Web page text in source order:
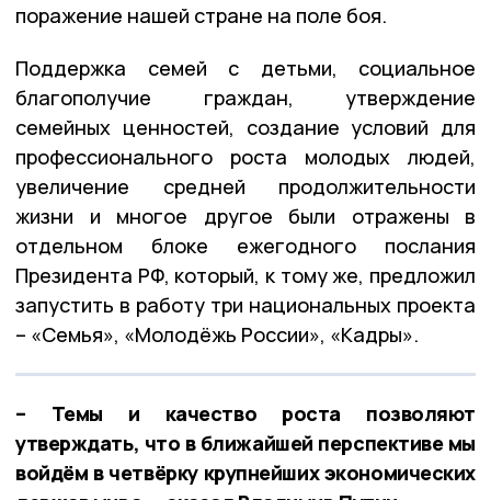
поражение нашей стране на поле боя.
Поддержка семей с детьми, социальное
благополучие граждан, утверждение
семейных ценностей, создание условий для
профессионального роста молодых людей,
увеличение средней продолжительности
жизни и многое другое были отражены в
отдельном блоке ежегодного послания
Президента РФ, который, к тому же, предложил
запустить в работу три национальных проекта
– «Семья», «Молодёжь России», «Кадры».
– Темы и качество роста позволяют
утверждать, что в ближайшей перспективе мы
войдём в четвёрку крупнейших экономических